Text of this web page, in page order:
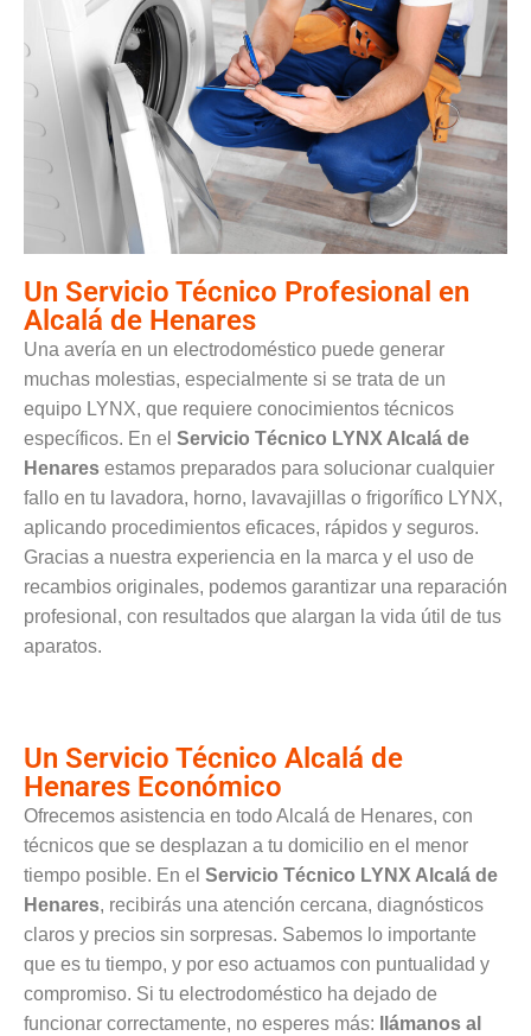
Un Servicio Técnico Profesional en
Alcalá de Henares
Una avería en un electrodoméstico puede generar
muchas molestias, especialmente si se trata de un
equipo LYNX, que requiere conocimientos técnicos
específicos. En el Servicio Técnico LYNX Alcalá de
Henares estamos preparados para solucionar cualquier
fallo en tu lavadora, horno, lavavajillas o frigorífico LYNX,
aplicando procedimientos eficaces, rápidos y seguros.
Gracias a nuestra experiencia en la marca y el uso de
recambios originales, podemos garantizar una reparación
profesional, con resultados que alargan la vida útil de tus
aparatos.
Un Servicio Técnico Alcalá de
Henares Económico
Ofrecemos asistencia en todo Alcalá de Henares, con
técnicos que se desplazan a tu domicilio en el menor
tiempo posible. En el Servicio Técnico LYNX Alcalá de
Henares, recibirás una atención cercana, diagnósticos
claros y precios sin sorpresas. Sabemos lo importante
que es tu tiempo, y por eso actuamos con puntualidad y
compromiso. Si tu electrodoméstico ha dejado de
funcionar correctamente, no esperes más:
llámanos al